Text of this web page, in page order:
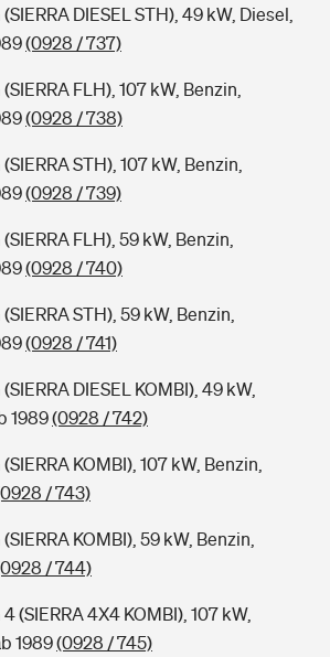
DIESEL STH), 49 kW, Diesel,
(0928 / 737)
FLH), 107 kW, Benzin,
(0928 / 738)
STH), 107 kW, Benzin,
(0928 / 739)
FLH), 59 kW, Benzin,
(0928 / 740)
STH), 59 kW, Benzin,
(0928 / 741)
DIESEL KOMBI), 49 kW,
1989(0928 / 742)
KOMBI), 107 kW, Benzin,
/ 743)
KOMBI), 59 kW, Benzin,
/ 744)
(SIERRA 4X4 KOMBI), 107 kW,
1989(0928 / 745)